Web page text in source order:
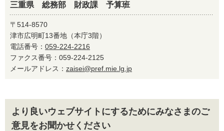
三重県 総務部 財政課 予算班
〒514-8570
津市広明町13番地（本庁3階）
電話番号： 059-224-2216
ファクス番号：059-224-2125
メールアドレス： zaisei@pref.mie.lg.jp
より良いウェブサイトにするためにみなさまのご
意見をお聞かせください